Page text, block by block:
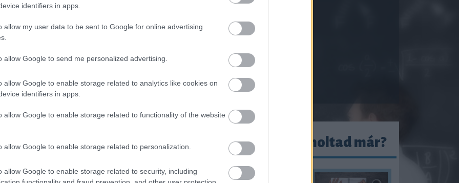
identifiers in apps.
allow my user data to be sent to Google for online advertising
allow Google to send me personalized advertising.
allow Google to enable storage related to analytics like cookies on
identifiers in apps.
allow Google to enable storage related to functionality of the website
allow Google to enable storage related to personalization.
allow Google to enable storage related to security, including
Doctor From Columbus: Worms
Come Out Of You In The
És ezeket kiszámoltad már?